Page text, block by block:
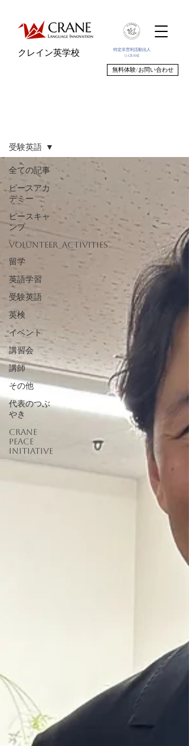
特定非営利活動法人
U-CRANE
クレイン英学校
無料体験/お問い合わせ
全ての記事
ピースアカ
デミー
ピースキャ
ンプ
volunteer_activities
留学
英語学習
受験英語
英検
イベント
講習会
講師
その他
代表のつぶ
やき
CRANE
Peace
Initiative
受験英語